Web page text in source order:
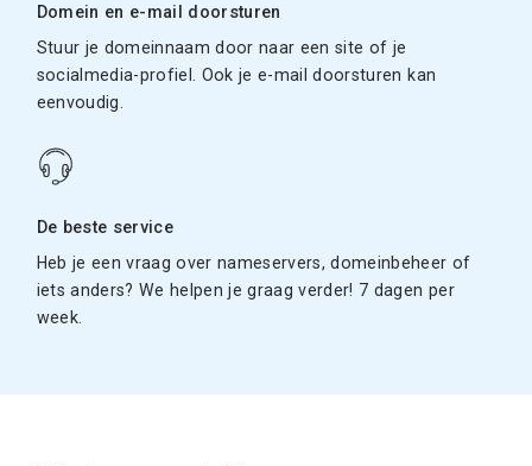
Domein en e-mail doorsturen
Stuur je domeinnaam door naar een site of je
socialmedia-profiel. Ook je e-mail doorsturen kan
eenvoudig.
De beste service
Heb je een vraag over nameservers, domeinbeheer of
iets anders? We helpen je graag verder! 7 dagen per
week.